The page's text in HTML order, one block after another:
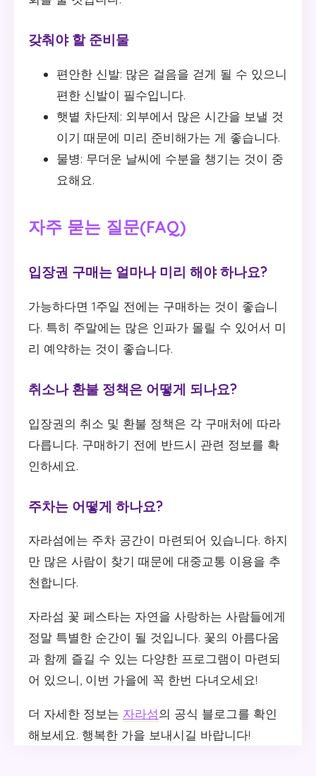
갖춰야 할 준비물
편안한 신발: 많은 걸음을 걷게 될 수 있으니
편한 신발이 필수입니다.
햇볕 차단제: 외부에서 많은 시간을 보낼 것
이기 때문에 미리 준비해가는 게 좋습니다.
물병: 무더운 날씨에 수분을 챙기는 것이 중
요해요.
자주 묻는 질문(FAQ)
입장권 구매는 얼마나 미리 해야 하나요?
가능하다면 1주일 전에는 구매하는 것이 좋습니
다. 특히 주말에는 많은 인파가 몰릴 수 있어서 미
리 예약하는 것이 좋습니다.
취소나 환불 정책은 어떻게 되나요?
입장권의 취소 및 환불 정책은 각 구매처에 따라
다릅니다. 구매하기 전에 반드시 관련 정보를 확
인하세요.
주차는 어떻게 하나요?
자라섬에는 주차 공간이 마련되어 있습니다. 하지
만 많은 사람이 찾기 때문에 대중교통 이용을 추
천합니다.
자라섬 꽃 페스타는 자연을 사랑하는 사람들에게
정말 특별한 순간이 될 것입니다. 꽃의 아름다움
과 함께 즐길 수 있는 다양한 프로그램이 마련되
어 있으니, 이번 가을에 꼭 한번 다녀오세요!
더 자세한 정보는 자라섬의 공식 블로그를 확인
해보세요. 행복한 가을 보내시길 바랍니다!